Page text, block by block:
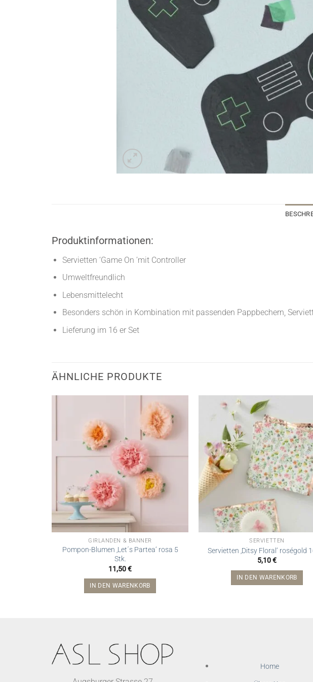
Produktinformationen:
Servietten ‘Game On ’mit Controller
Umweltfreundlich
Lebensmittelecht
Besonders schön in Kombination mit passenden Pappbechern,
Lieferung im 16 er Set
ÄHNLICHE PRODUKTE
GIRLANDEN & BANNER
Pompon-Blumen ‚Let´s Partea‘ rosa 5
Stk.
11,50€
IN DEN WARENKORB
SERVIETTEN
Servietten ‚Ditsy Floral‘ roségold
5,10€
IN DEN WARENKORB
Home